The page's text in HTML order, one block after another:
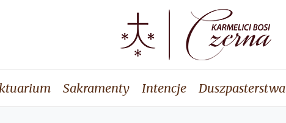
Sakramenty Intencje Duszpasterstwa